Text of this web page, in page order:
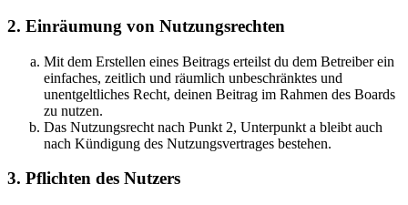
2. Einräumung von Nutzungsrechten
Mit dem Erstellen eines Beitrags erteilst du dem Betreiber ein
einfaches, zeitlich und räumlich unbeschränktes und
unentgeltliches Recht, deinen Beitrag im Rahmen des Boards
zu nutzen.
Das Nutzungsrecht nach Punkt 2, Unterpunkt a bleibt auch
nach Kündigung des Nutzungsvertrages bestehen.
3. Pflichten des Nutzers